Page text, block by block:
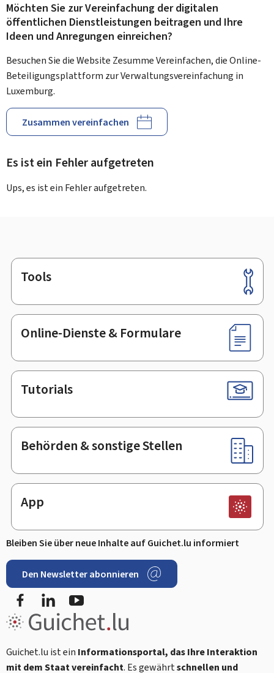
Möchten Sie zur Vereinfachung der digitalen
öffentlichen Dienstleistungen beitragen und Ihre
Ideen und Anregungen einreichen?
Besuchen Sie die Website Zesumme Vereinfachen, die Online-
Beteiligungsplattform zur Verwaltungsvereinfachung in
Luxemburg.
Zusammen vereinfachen
Es ist ein Fehler aufgetreten
Ups, es ist ein Fehler aufgetreten.
Footer
Tools
Online-Dienste & Formulare
Tutorials
Behörden & sonstige Stellen
App
Bleiben Sie über neue Inhalte auf Guichet.lu informiert
Den Newsletter abonnieren
FacebookLinkedIn
Guichet.lu ist ein Informationsportal, das Ihre Interaktion
mit dem Staat vereinfacht. Es gewährtschnellen und